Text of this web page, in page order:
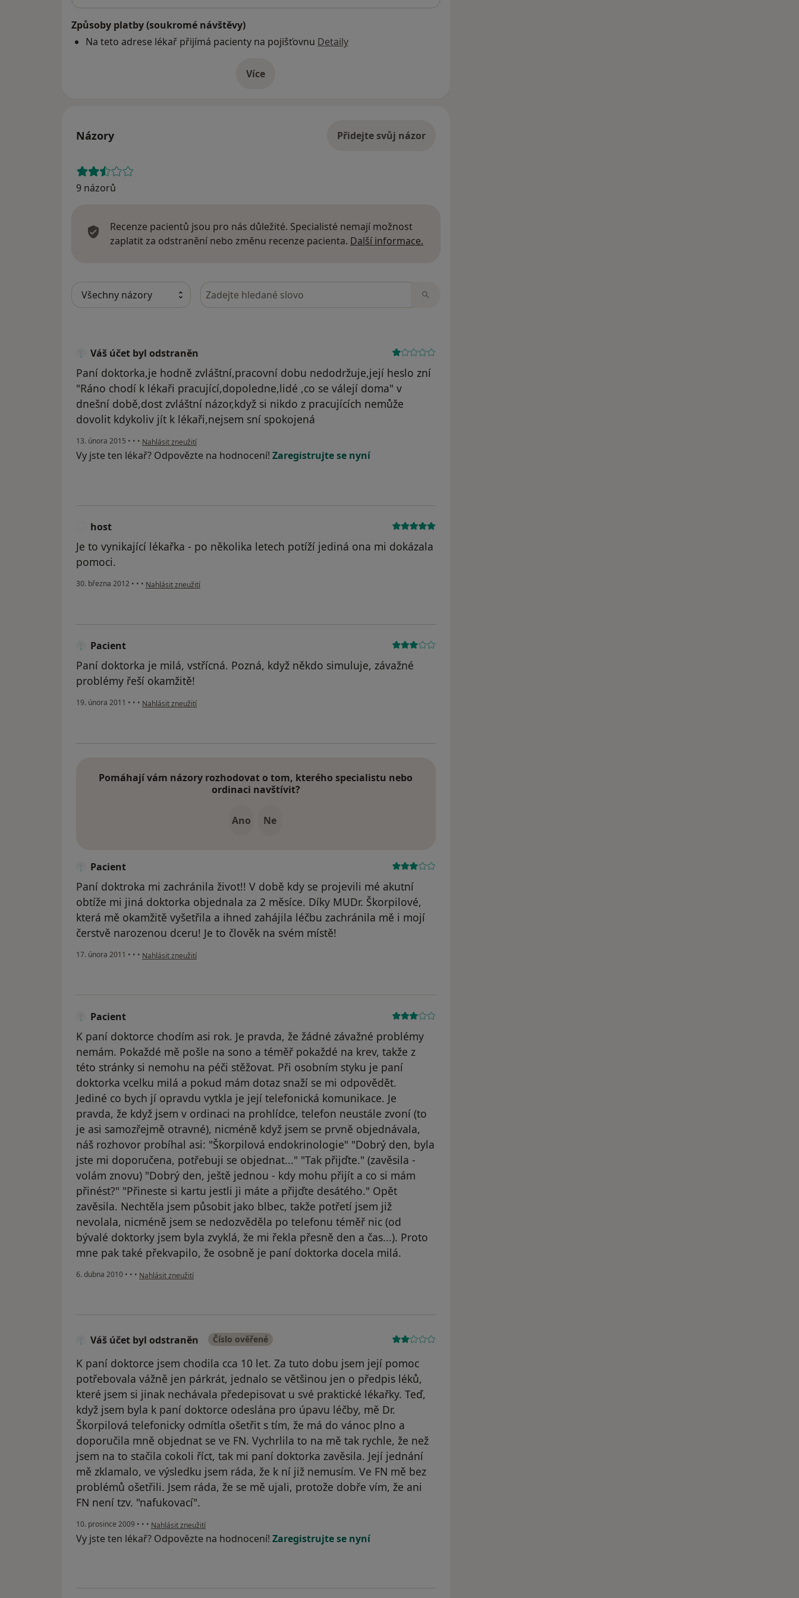
Způsoby platby (soukromé návštěvy)
Na teto adrese lékař přijímá pacienty na pojišťovnu Detaily
Víceo adrese
Názory Přidejte svůj názor
9 názorů
Recenze pacientů jsou pro nás důležité. Specialisté nemají možnost
zaplatit za odstranění nebo změnu recenze pacienta. Další informace.
Hledejte v názorech
Váš účet byl odstraněn
Paní doktorka,je hodně zvláštní,pracovní dobu nedodržuje,její heslo zní
"Ráno chodí k lékaři pracující,dopoledne,lidé ,co se válejí doma" v
dnešní době,dost zvláštní názor,když si nikdo z pracujících nemůže
dovolit kdykoliv jít k lékaři,nejsem sní spokojená
13. února 2015 • • • podle názoru uživatele Váš účet byl odstraněn
Nahlásit zneužití
Vy jste ten lékař? Odpovězte na hodnocení! Zaregistrujte se nyní
host
Je to vynikající lékařka - po několika letech potíží jediná ona mi dokázala
pomoci.
30. března 2012 • • • podle názoru uživatele host
Nahlásit zneužití
Pacient
Paní doktorka je milá, vstřícná. Pozná, když někdo simuluje, závažné
problémy řeší okamžitě!
19. února 2011 • • • podle názoru uživatele Pacient
Nahlásit zneužití
Pomáhají vám názory rozhodovat o tom, kterého specialistu nebo
ordinaci navštívit?
Ano Ne
Pacient
Paní doktroka mi zachránila život!! V době kdy se projevili mé akutní
obtíže mi jiná doktorka objednala za 2 měsíce. Díky MUDr. Škorpilové,
která mě okamžitě vyšetřila a ihned zahájila léčbu zachránila mě i mojí
čerstvě narozenou dceru! Je to člověk na svém místě!
17. února 2011 • • • podle názoru uživatele Pacient
Nahlásit zneužití
Pacient
K paní doktorce chodím asi rok. Je pravda, že žádné závažné problémy
nemám. Pokaždé mě pošle na sono a téměř pokaždé na krev, takže z
této stránky si nemohu na péči stěžovat. Při osobním styku je paní
doktorka vcelku milá a pokud mám dotaz snaží se mi odpovědět.
Jediné co bych jí opravdu vytkla je její telefonická komunikace. Je
pravda, že když jsem v ordinaci na prohlídce, telefon neustále zvoní (to
je asi samozřejmě otravné), nicméně když jsem se prvně objednávala,
náš rozhovor probíhal asi: "Škorpilová endokrinologie" "Dobrý den, byla
jste mi doporučena, potřebuji se objednat..." "Tak přijďte." (zavěsila -
volám znovu) "Dobrý den, ještě jednou - kdy mohu přijít a co si mám
přinést?" "Přineste si kartu jestli ji máte a přijďte desátého." Opět
zavěsila. Nechtěla jsem působit jako blbec, takže potřetí jsem již
nevolala, nicméně jsem se nedozvěděla po telefonu téměř nic (od
bývalé doktorky jsem byla zvyklá, že mi řekla přesně den a čas...). Proto
mne pak také překvapilo, že osobně je paní doktorka docela milá.
6. dubna 2010 • • • podle názoru uživatele Pacient
Nahlásit zneužití
Váš účet byl odstraněn Číslo ověřené
K paní doktorce jsem chodila cca 10 let. Za tuto dobu jsem její pomoc
potřebovala vážně jen párkrát, jednalo se většinou jen o předpis léků,
které jsem si jinak nechávala předepisovat u své praktické lékařky. Teď,
když jsem byla k paní doktorce odeslána pro úpavu léčby, mě Dr.
Škorpilová telefonicky odmítla ošetřit s tím, že má do vánoc plno a
doporučila mně objednat se ve FN. Vychrlila to na mě tak rychle, že než
jsem na to stačila cokoli říct, tak mi paní doktorka zavěsila. Její jednání
mě zklamalo, ve výsledku jsem ráda, že k ní již nemusím. Ve FN mě bez
problémů ošetřili. Jsem ráda, že se mě ujali, protože dobře vím, že ani
FN není tzv. "nafukovací".
10. prosince 2009 • • • podle názoru uživatele Váš účet byl odstraněn
Nahlásit zneužití
Vy jste ten lékař? Odpovězte na hodnocení! Zaregistrujte se nyní